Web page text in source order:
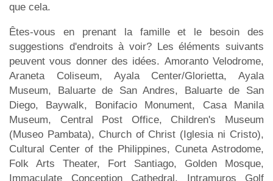
que cela.
Êtes-vous en prenant la famille et le besoin des
suggestions d'endroits à voir? Les éléments suivants
peuvent vous donner des idées. Amoranto Velodrome,
Araneta Coliseum, Ayala Center/Glorietta, Ayala
Museum, Baluarte de San Andres, Baluarte de San
Diego, Baywalk, Bonifacio Monument, Casa Manila
Museum, Central Post Office, Children's Museum
(Museo Pambata), Church of Christ (Iglesia ni Cristo),
Cultural Center of the Philippines, Cuneta Astrodome,
Folk Arts Theater, Fort Santiago, Golden Mosque,
Immaculate Conception Cathedral, Intramuros Golf